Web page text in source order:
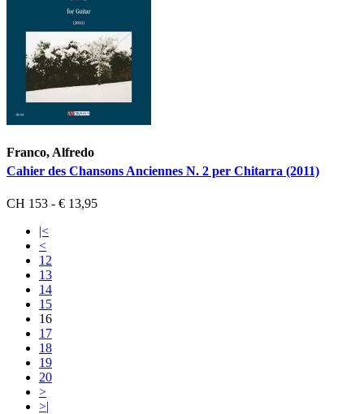
Franco, Alfredo
Cahier des Chansons Anciennes N. 2 per Chitarra (2011)
CH 153 - € 13,95
|<
<
12
13
14
15
16
17
18
19
20
>
>|